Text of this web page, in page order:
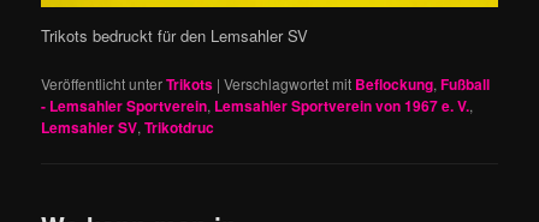
Trikots bedruckt für den Lemsahler SV
Veröffentlicht unterTrikots |Verschlagwortet mit Beflockung,Fußball
- Lemsahler Sportverein, Lemsahler Sportverein von 1967 e. V.,
Lemsahler SV,Trikotdruc